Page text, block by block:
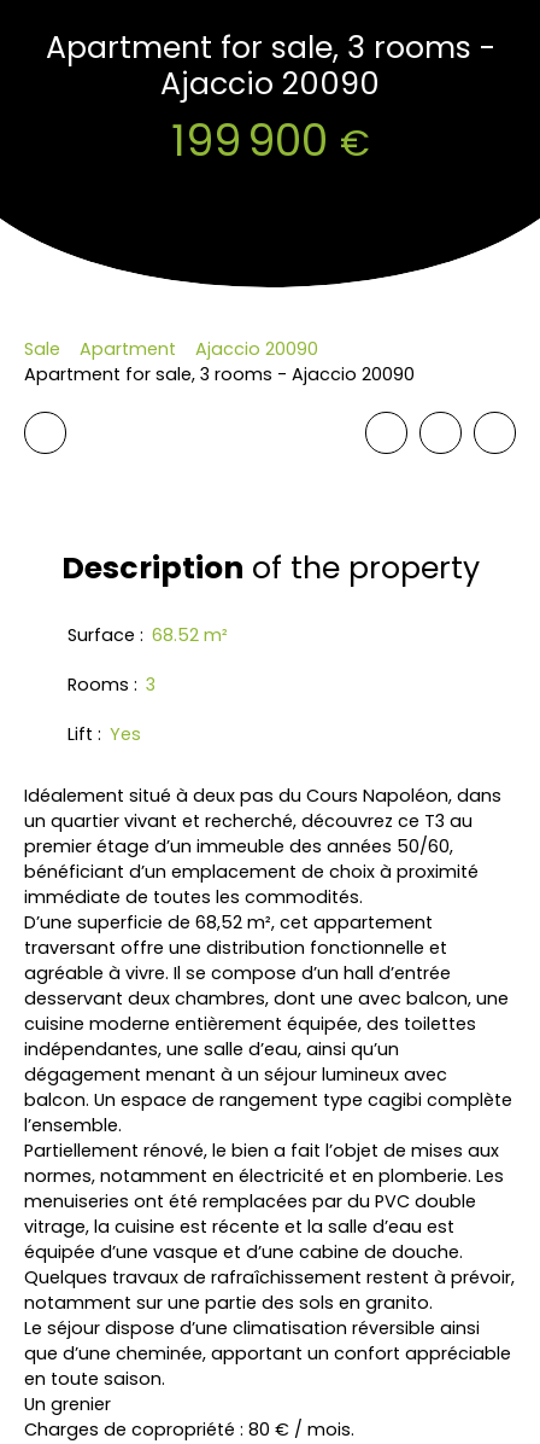
Apartment for sale, 3 rooms -
Ajaccio 20090
199 900 €
Sale Apartment
Ajaccio 20090
Apartment for sale, 3 rooms - Ajaccio 20090
Description of the property
Surface : 68.52 m²
Rooms : 3
Lift : Yes
Idéalement situé à deux pas du Cours Napoléon, dans
un quartier vivant et recherché, découvrez ce T3 au
premier étage d’un immeuble des années 50/60,
bénéficiant d’un emplacement de choix à proximité
immédiate de toutes les commodités.
D’une superficie de 68,52 m², cet appartement
traversant offre une distribution fonctionnelle et
agréable à vivre. Il se compose d’un hall d’entrée
desservant deux chambres, dont une avec balcon, une
cuisine moderne entièrement équipée, des toilettes
indépendantes, une salle d’eau, ainsi qu’un
dégagement menant à un séjour lumineux avec
balcon. Un espace de rangement type cagibi complète
l’ensemble.
Partiellement rénové, le bien a fait l’objet de mises aux
normes, notamment en électricité et en plomberie. Les
menuiseries ont été remplacées par du PVC double
vitrage, la cuisine est récente et la salle d’eau est
équipée d’une vasque et d’une cabine de douche.
Quelques travaux de rafraîchissement restent à prévoir,
notamment sur une partie des sols en granito.
Le séjour dispose d’une climatisation réversible ainsi
que d’une cheminée, apportant un confort appréciable
en toute saison.
Un grenier
Charges de copropriété : 80 € / mois.